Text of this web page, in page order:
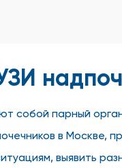
собой парный
в Москве,
выявить